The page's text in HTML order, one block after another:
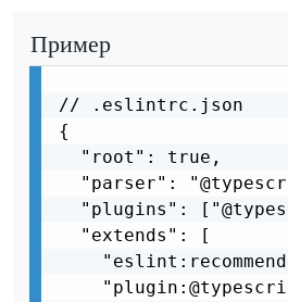
Пример
// .eslintrc.json
{
  "root": true,
"parser":
"plugins":
  "extends": [